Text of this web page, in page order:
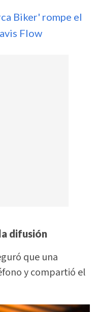
Biker' rompe el
Flow
difusión
que una
y compartió el